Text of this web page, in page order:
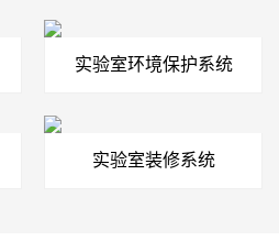
实验室环境保护系统
实验室装修系统